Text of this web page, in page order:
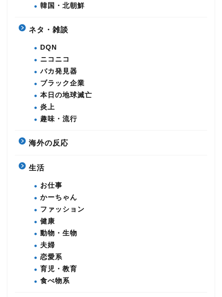
韓国・北朝鮮
ネタ・雑談
DQN
ニコニコ
バカ発見器
ブラック企業
本日の地球滅亡
炎上
趣味・流行
海外の反応
生活
お仕事
かーちゃん
ファッション
健康
動物・生物
夫婦
恋愛系
育児・教育
食べ物系